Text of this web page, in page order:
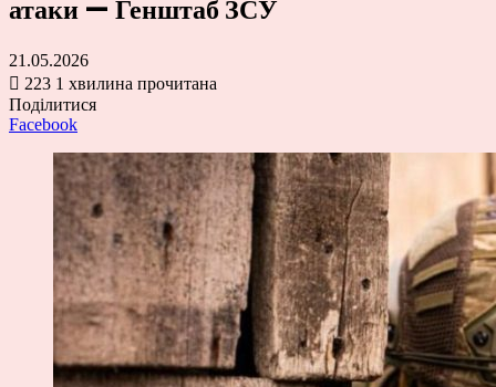
атаки — Генштаб ЗСУ
21.05.2026
223 1 хвилина прочитана
Поділитися
Facebook